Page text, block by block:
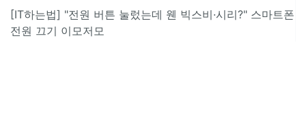
[IT하는법] "전원 버튼 눌렀는데 웬 빅스비·시리?" 스마트폰
전원 끄기 이모저모